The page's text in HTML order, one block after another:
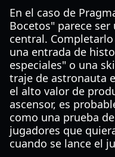
En el caso de
Bocetos" parece
central.
una entrada de
especiales" o una
traje de astronauta
el alto valor de
ascensor, es
como una prueba
jugadores que
cuando se lance el